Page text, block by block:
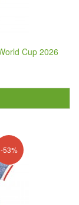
Cup 2026
-53%